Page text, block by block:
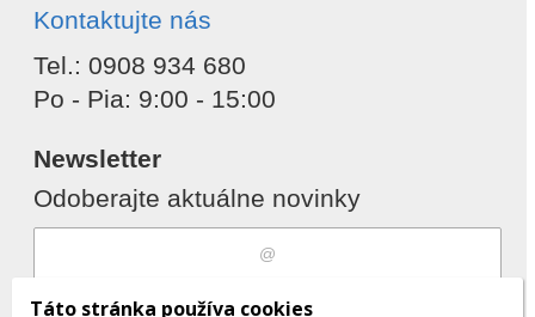
Kontaktujte nás
Tel.: 0908 934 680
Po - Pia: 9:00 - 15:00
Newsletter
Odoberajte aktuálne novinky
Súhlasím sspracovaním osobných
Táto stránka používa cookies